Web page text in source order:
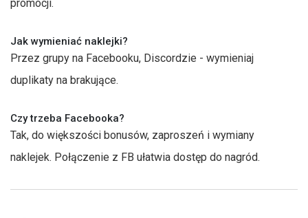
promocji.
Jak wymieniać naklejki?
Przez grupy na Facebooku, Discordzie - wymieniaj
duplikaty na brakujące.
Czy trzeba Facebooka?
Tak, do większości bonusów, zaproszeń i wymiany
naklejek. Połączenie z FB ułatwia dostęp do nagród.